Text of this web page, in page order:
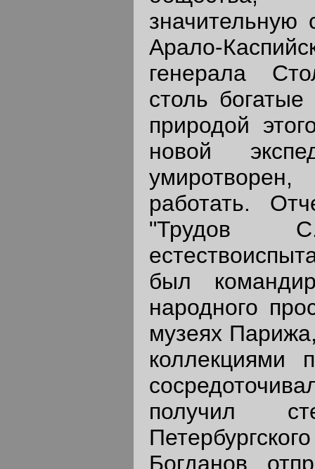
Арало-
генерала
столь
природой
новой
работать.
"Трудов С.-
был
народного
музеях
коллекциями
получил
Богданов